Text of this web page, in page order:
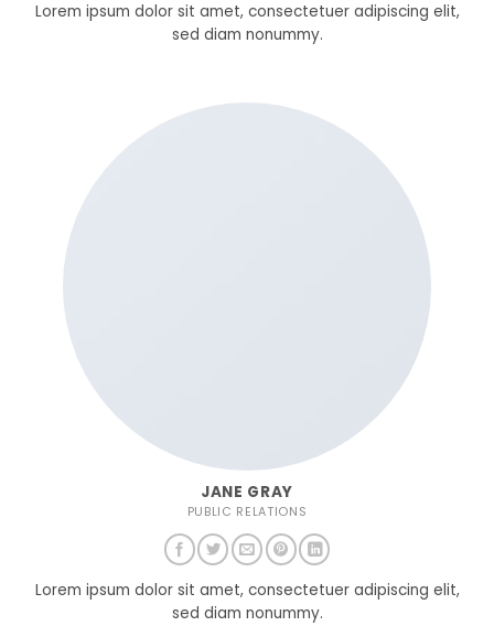
Lorem ipsum dolor sit amet, consectetuer adipiscing elit,
sed diam nonummy.
JANE GRAY
PUBLIC RELATIONS
Lorem ipsum dolor sit amet, consectetuer adipiscing elit,
sed diam nonummy.